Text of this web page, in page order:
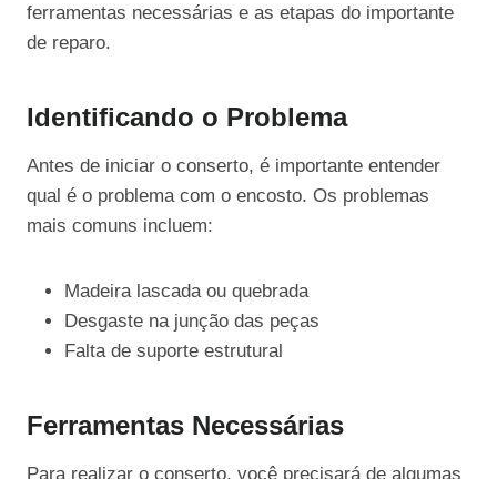
ferramentas necessárias e as etapas do importante
de reparo.
Identificando o Problema
Antes de iniciar o conserto, é importante entender
qual é o problema com o encosto. Os problemas
mais comuns incluem:
Madeira lascada ou quebrada
Desgaste na junção das peças
Falta de suporte estrutural
Ferramentas Necessárias
Para realizar o conserto, você precisará de algumas